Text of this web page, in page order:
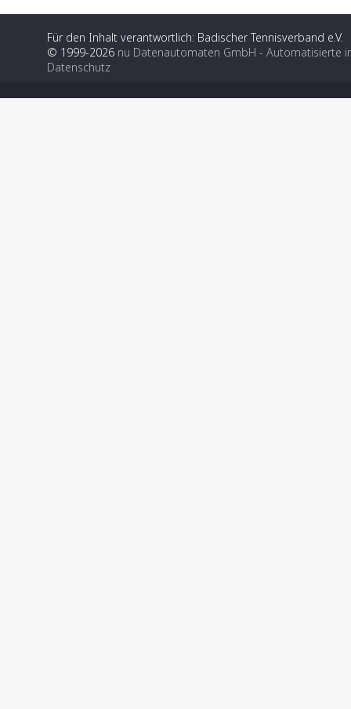
Für den Inhalt verantwortlich: Badischer Tennisverband e.V.
© 1999-2026 nu Datenautomaten GmbH - Automatisierte
Datenschutz